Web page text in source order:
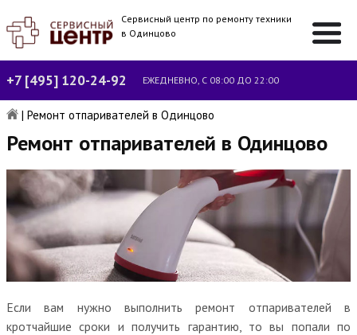
Сервисный центр по ремонту техники
в Одинцово
+7 [495] 120-24-92 ЕЖЕДНЕВНО, С 08:00 ДО 22:00
| Ремонт отпаривателей в Одинцово
Ремонт отпаривателей в Одинцово
Если вам нужно выполнить ремонт отпаривателей в
кротчайшие сроки и получить гарантию, то вы попали по